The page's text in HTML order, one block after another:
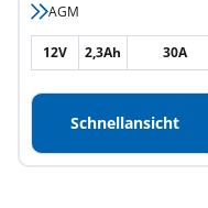
AGM
12V 2,3Ah 30A
Schnellansicht